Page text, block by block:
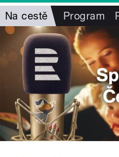
Na cestě Program